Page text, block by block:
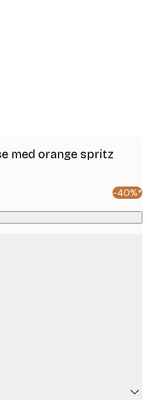
med orange spritz
-40%*